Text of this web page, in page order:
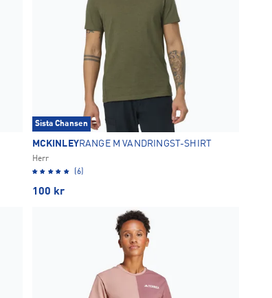
Sista Chansen
MCKINLEYRANGE M VANDRINGST-SHIRT
Herr
(6)
100 kr